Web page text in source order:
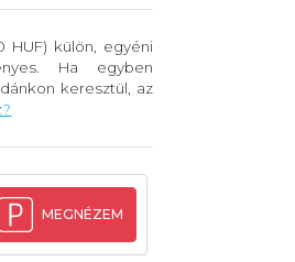
HUF) külön, egyéni
Ha egyben
keresztül, az
MEGNÉZEM